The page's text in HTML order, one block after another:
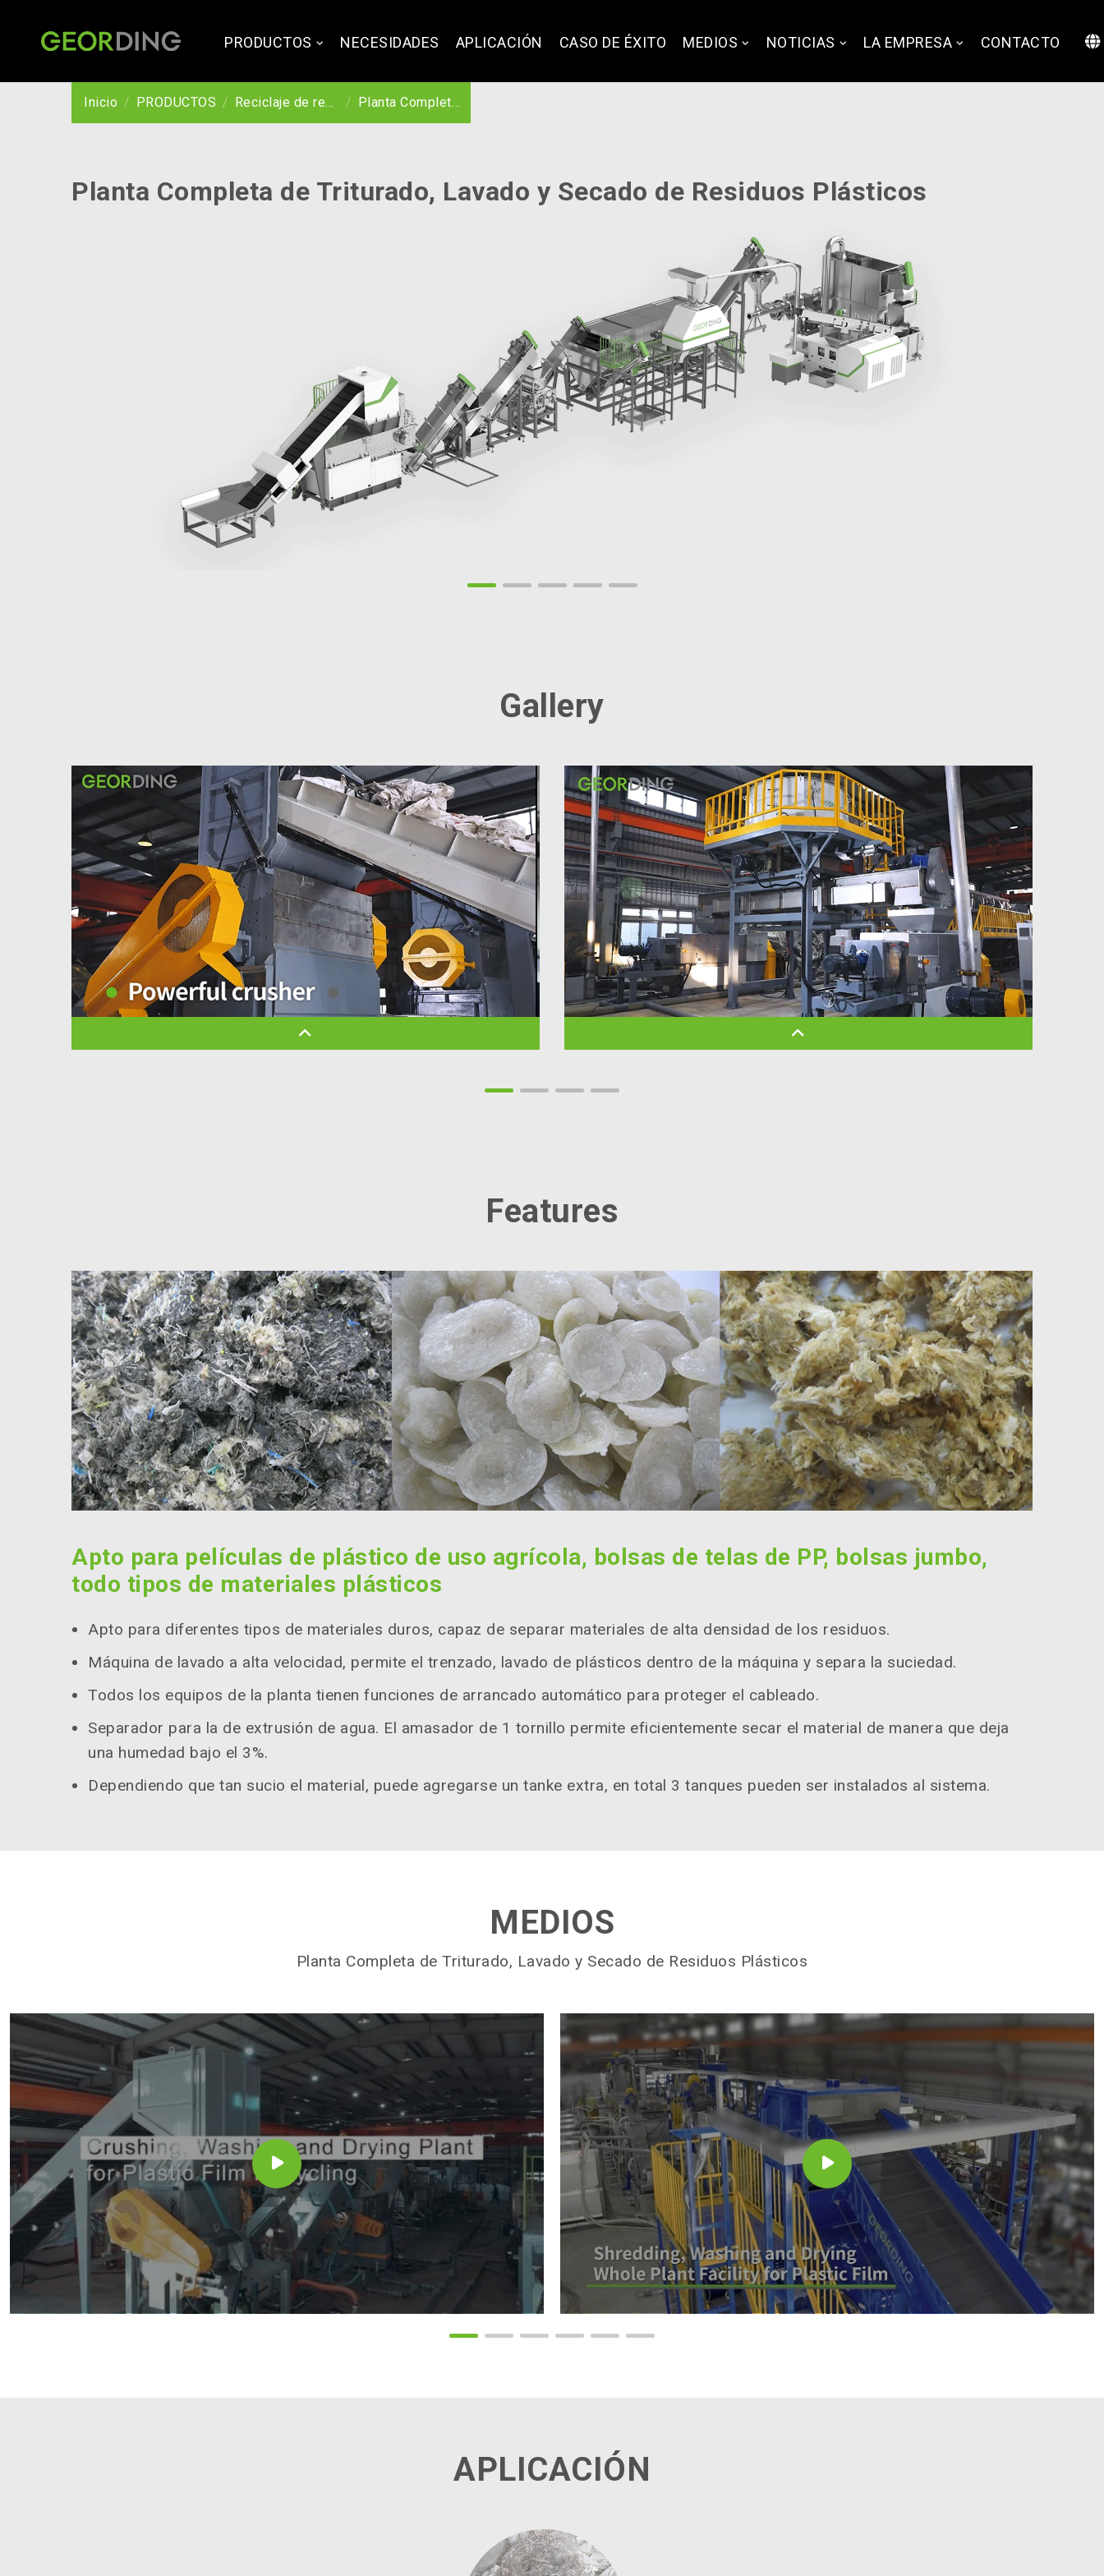
PRODUCTOS NECESIDADES APLICACIÓN CASO DE ÉXITO MEDIOS NOTICIAS LA EMPRESA CONTACTO
Inicio PRODUCTOS Reciclaje de residuos plásticos secos lavados con agua Planta Completa de Triturado, Lavado y Secado de Residuos Plásticos
Planta Completa de Triturado, Lavado y Secado de Residuos Plásticos
Gallery
Features
Apto para películas de plástico de uso agrícola, bolsas de telas de PP, bolsas jumbo,
todo tipos de materiales plásticos
Apto para diferentes tipos de materiales duros, capaz de separar materiales de alta densidad de los residuos.
Máquina de lavado a alta velocidad, permite el trenzado, lavado de plásticos dentro de la máquina y separa la suciedad.
Todos los equipos de la planta tienen funciones de arrancado automático para proteger el cableado.
Separador para la de extrusión de agua. El amasador de 1 tornillo permite eficientemente secar el material de manera que deja
una humedad bajo el 3%.
Dependiendo que tan sucio el material, puede agregarse un tanke extra, en total 3 tanques pueden ser instalados al sistema.
MEDIOS
Planta Completa de Triturado, Lavado y Secado de Residuos Plásticos
APLICACIÓN